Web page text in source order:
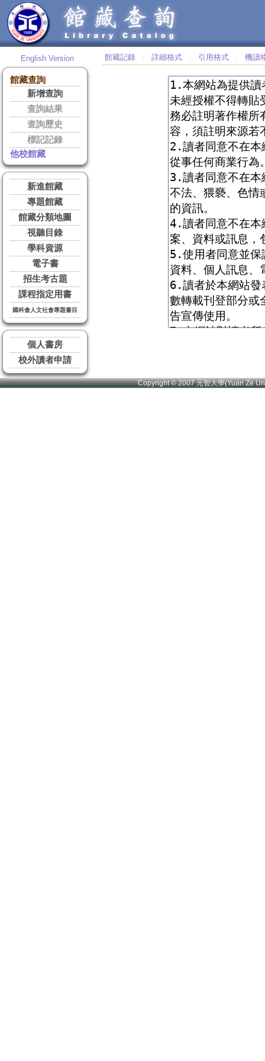
English Version
館藏查詢
新增查詢
查詢結果
查詢歷史
標記記錄
他校館藏
新進館藏
專題館藏
館藏分類地圖
視聽目錄
學科資源
電子書
招生考古題
課程指定用書
國科會人文社會專題書目
個人書房
校外讀者申請
館藏記錄 ‧ 詳細格式 ‧ 引用格式 ‧ 機讀
Copyright © 2007 元智大學(Yuan Ze